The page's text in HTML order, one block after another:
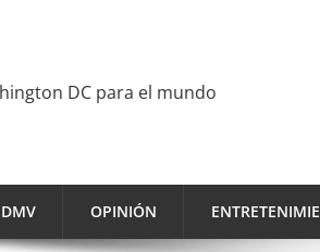
DC para el mundo
DMV OPINIÓN